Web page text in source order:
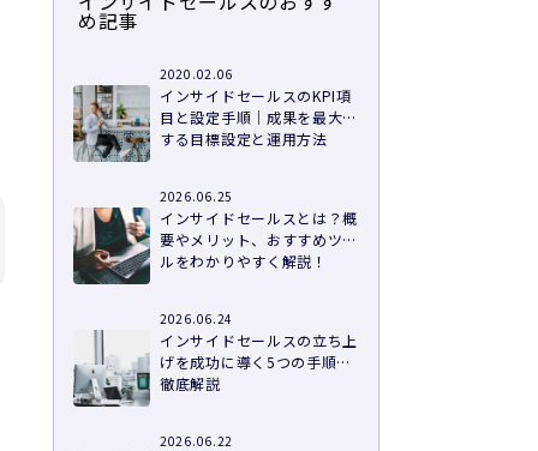
め記事
2020.02.06
インサイドセールスのKPI項
目と設定手順｜成果を最大化
する目標設定と運用方法
2026.06.25
インサイドセールスとは？概
要やメリット、おすすめツー
ルをわかりやすく解説！
2026.06.24
インサイドセールスの立ち上
げを成功に導く5つの手順を
徹底解説
2026.06.22